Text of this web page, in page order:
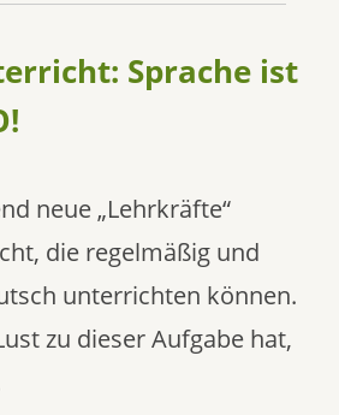
Sprache ist
neue „Lehrkräfte“
die regelmäßig und
unterrichten können.
zu dieser Aufgabe hat,